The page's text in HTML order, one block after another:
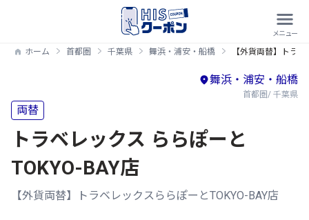
ホーム 首都圏 千葉県 舞浜・浦安・船橋 【外貨両替】トラ
舞浜・浦安・船橋
首都圏/ 千葉県
両替
トラベレックス ららぽーと
TOKYO-BAY店
【外貨両替】トラベレックスららぽーとTOKYO-BAY店